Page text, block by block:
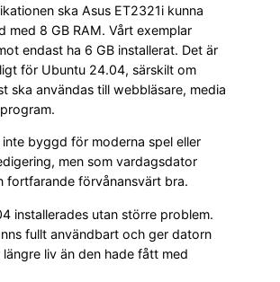
ska Asus ET2321i kunna
med 8 GB RAM. Vårt exemplar
endast ha 6 GB installerat. Det är
för Ubuntu 24.04, särskilt om
ska användas till webbläsare, media
inte byggd för moderna spel eller
men som vardagsdator
fortfarande förvånansvärt bra.
installerades utan större problem.
fullt användbart och ger datorn
liv än den hade fått med